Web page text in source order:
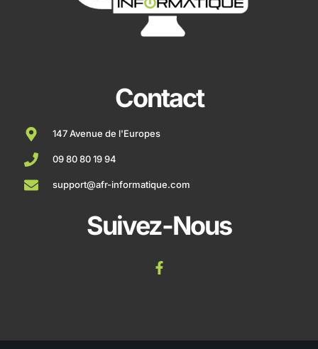
Contact
147 Avenue de l'Europes
09 80 80 19 94
support@afr-informatique.com
Suivez-Nous